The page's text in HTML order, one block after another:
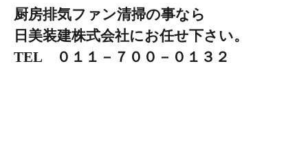
厨房排気ファン清掃の事なら
日美装建株式会社にお任せ下さい。
TEL ０１１－７００－０１３２